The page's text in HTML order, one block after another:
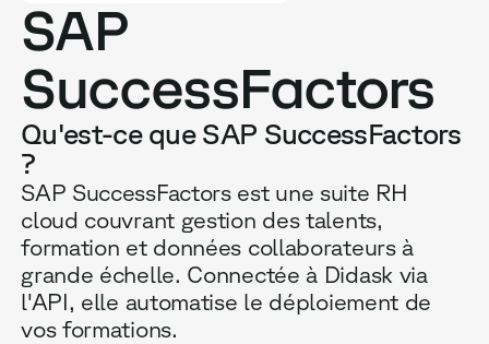
TARIFS
RESSOURCES
OBTENIR UNE DÉMO
SAP
SuccessFactors
Qu'est-ce que SAP SuccessFactors
?
SAP SuccessFactors est une suite RH
cloud couvrant gestion des talents,
formation et données collaborateurs à
grande échelle. Connectée à Didask via
l'API, elle automatise le déploiement de
vos formations.